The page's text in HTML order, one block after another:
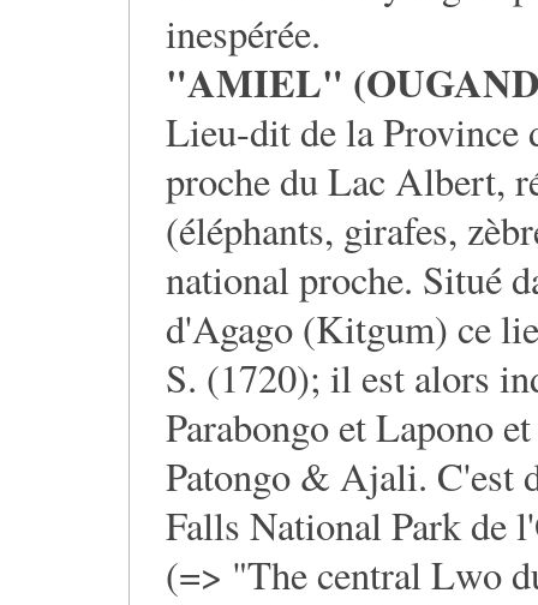
inespérée.
"AMIEL"
Lieu-dit de la Province
proche du Lac Albert,
(éléphants, girafes,
national proche. Situé
d'Agago (Kitgum) ce
S. (1720); il est alors
Parabongo et Lapono
Patongo & Ajali. C'est
Falls National Park de
(=> "The central Lwo